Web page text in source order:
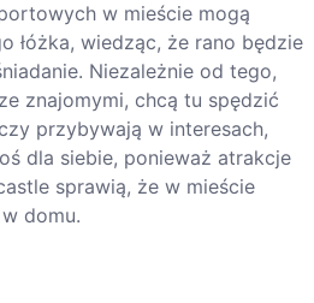
w mieście mogą
łóżka, wiedząc, że rano będzie
Niezależnie od tego,
znajomymi, chcą tu spędzić
przybywają w interesach,
dla siebie, ponieważ atrakcje
sprawią, że w mieście
domu.